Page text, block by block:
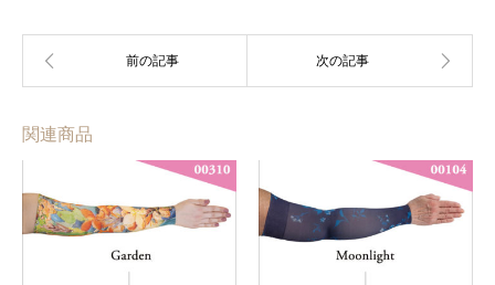
関連商品